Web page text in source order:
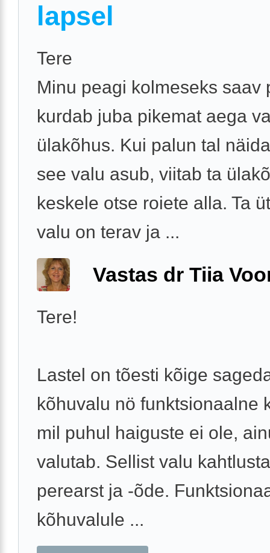
lapsel
Tere
Minu peagi kolmeseks saav
kurdab juba pikemat aega
ülakõhus. Kui palun tal
see valu asub, viitab ta
keskele otse roiete alla. Ta
valu on terav ja ...
Vastas dr Tiia
Tere!
Lastel on tõesti kõige
kõhuvalu nö funktsionaalne
mil puhul haiguste ei ole,
valutab. Sellist valu
perearst ja -õde.
kõhuvalule ...